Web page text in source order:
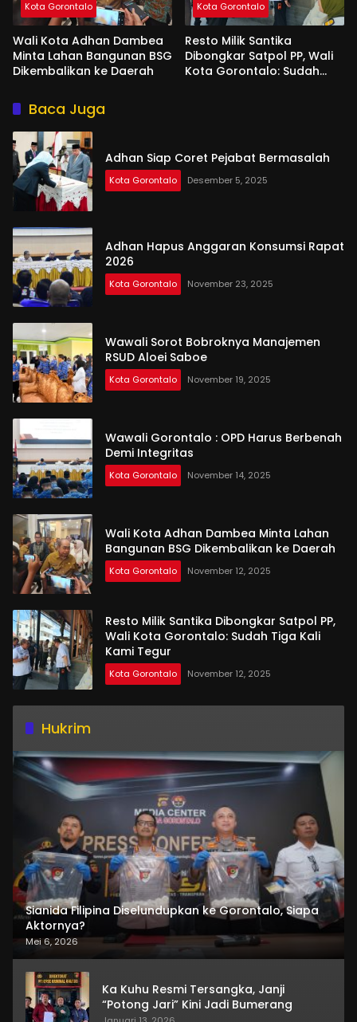
Kota Gorontalo
Wali Kota Adhan Dambea
Minta Lahan Bangunan BSG
Dikembalikan ke Daerah
Kota Gorontalo
Resto Milik Santika
Dibongkar Satpol PP, Wali
Kota Gorontalo: Sudah
Baca Juga
Adhan Siap Coret Pejabat Bermasalah
Kota Gorontalo Desember 5, 2025
Adhan Hapus Anggaran Konsumsi Rapat
2026
Kota Gorontalo November 23, 2025
Wawali Sorot Bobroknya Manajemen
RSUD Aloei Saboe
Kota Gorontalo November 19, 2025
Wawali Gorontalo : OPD Harus Berbenah
Demi Integritas
Kota Gorontalo November 14, 2025
Wali Kota Adhan Dambea Minta Lahan
Bangunan BSG Dikembalikan ke Daerah
Kota Gorontalo November 12, 2025
Resto Milik Santika Dibongkar Satpol PP,
Wali Kota Gorontalo: Sudah Tiga Kali
Kami Tegur
Kota Gorontalo November 12, 2025
Hukrim
Sianida Filipina Diselundupkan ke Gorontalo, Siapa
Aktornya?
Mei 6, 2026
Ka Kuhu Resmi Tersangka, Janji
“Potong Jari” Kini Jadi Bumerang